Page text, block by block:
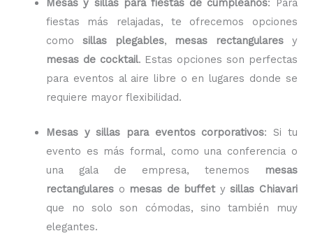
Mesas y sillas para fiestas de cumpleaños: Para
fiestas más relajadas, te ofrecemos opciones
como sillas plegables, mesas rectangularesy
mesas de cocktail. Estas opciones son perfectas
para eventos al aire libre o en lugares donde se
requiere mayor flexibilidad.
Mesas y sillas para eventos corporativos: Si tu
evento es más formal, como una conferencia o
una gala de empresa, tenemos
mesas
rectangulares o mesas de buffetysillas Chiavari
que no solo son cómodas, sino también muy
elegantes.